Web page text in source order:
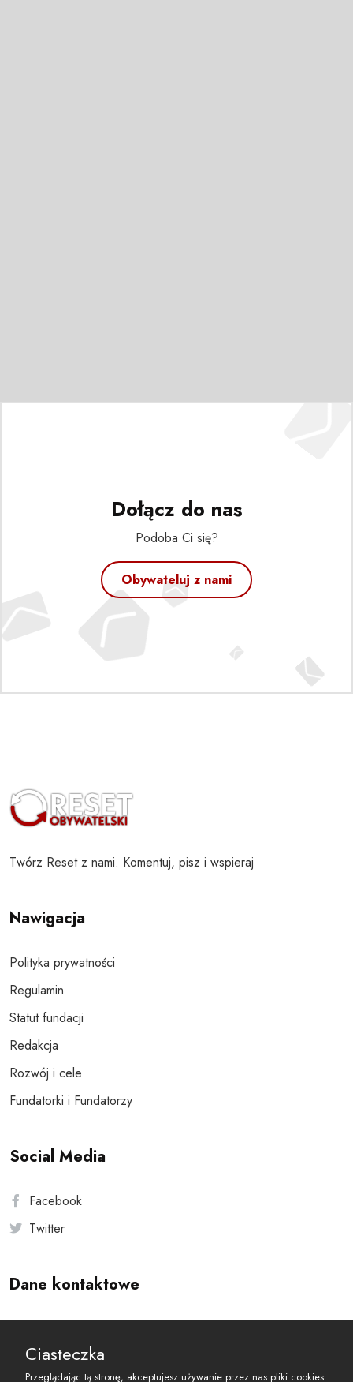
Dołącz do nas
Podoba Ci się?
Obywateluj z nami
Twórz Reset z nami. Komentuj, pisz i wspieraj
Nawigacja
Polityka prywatności
Regulamin
Statut fundacji
Redakcja
Rozwój i cele
Fundatorki i Fundatorzy
Social Media
Facebook
Twitter
Dane kontaktowe
reset@resetobywatelski.pl
Ciasteczka
Przeglądając tą stronę, akceptujesz używanie przez nas pliki cookies.